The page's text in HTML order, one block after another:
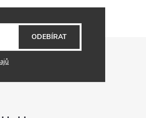
ODEBÍRAT